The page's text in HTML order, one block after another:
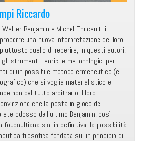
Riccardo
Benjamin e Michel Foucault, il
una nuova interpretazione del loro
quello di reperire, in questi autori,
gli strumenti teorici e metodologici per
di un possibile metodo ermeneutico (e,
che si voglia materialistico e
non del tutto arbitrario il loro
che la posta in gioco del
dell’ultimo Benjamin, così
foucaultiana sia, in definitiva, la possibilità
filosofica fondata su un principio di